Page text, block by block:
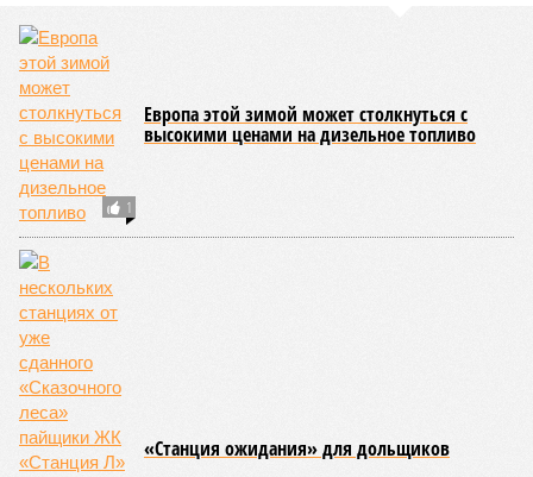
километров (а это больше территорий Оренбургской или
Кировской областей), 2 млн человек остались без крова,
катастрофой пандемии.
Третье место по кровожадности в рейтинге стихийных
бедствий занимает смертоносный циклон Бхола 1970 года,
ставший самым мощным среди себе подобных за всю
историю наблюдений. Он поразил территории современной
Бангладеш, тогда называвшейся Восточным Пакистаном, и
индийского штата Западная Бенгалия. Шторма унесли
жизни полумиллиона человек.
Кажется, стремящаяся сохранить свою чистоту природа
что-то знала о том, какие именно страны станут со
временем самыми «грязными» в плане производств, и
планомерно подтачивала их демографию. А как ещё
объяснить то, что в топ-10 природных катастроф почти все
места занимают бедствия, разразившиеся в Индии,